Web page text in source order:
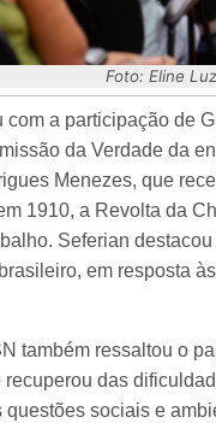
Foto: Eline
com a participação de
da Verdade da
Menezes, que
1910, a Revolta da
Seferian
em resposta
também ressaltou o
das
sociais e